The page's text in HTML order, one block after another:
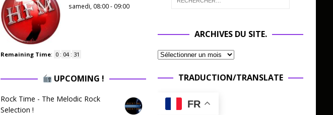
samedi, 08:00 - 09:00
Remaining Time: 0 : 04 : 30
UPCOMING !
Rock Time - The Melodic Rock
Selection !
ARCHIVES DU SITE.
TRADUCTION/TRANSLATE
FR